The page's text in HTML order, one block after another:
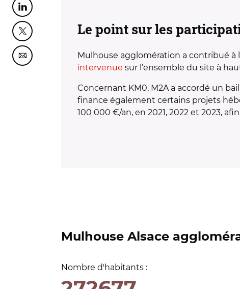
Partager cette page sur Linkedin
Partager cette page sur Twitter
Partager cette page sur Courriel
Le point sur les
Mulhouse agglomération a contribué
intervenue sur l’ensemble du site à
Concernant KM0, M2A a accordé un
finance également certains projets
100 000 €/an, en 2021, 2022 et 2023,
Mulhouse Alsace
Nombre d'habitants :